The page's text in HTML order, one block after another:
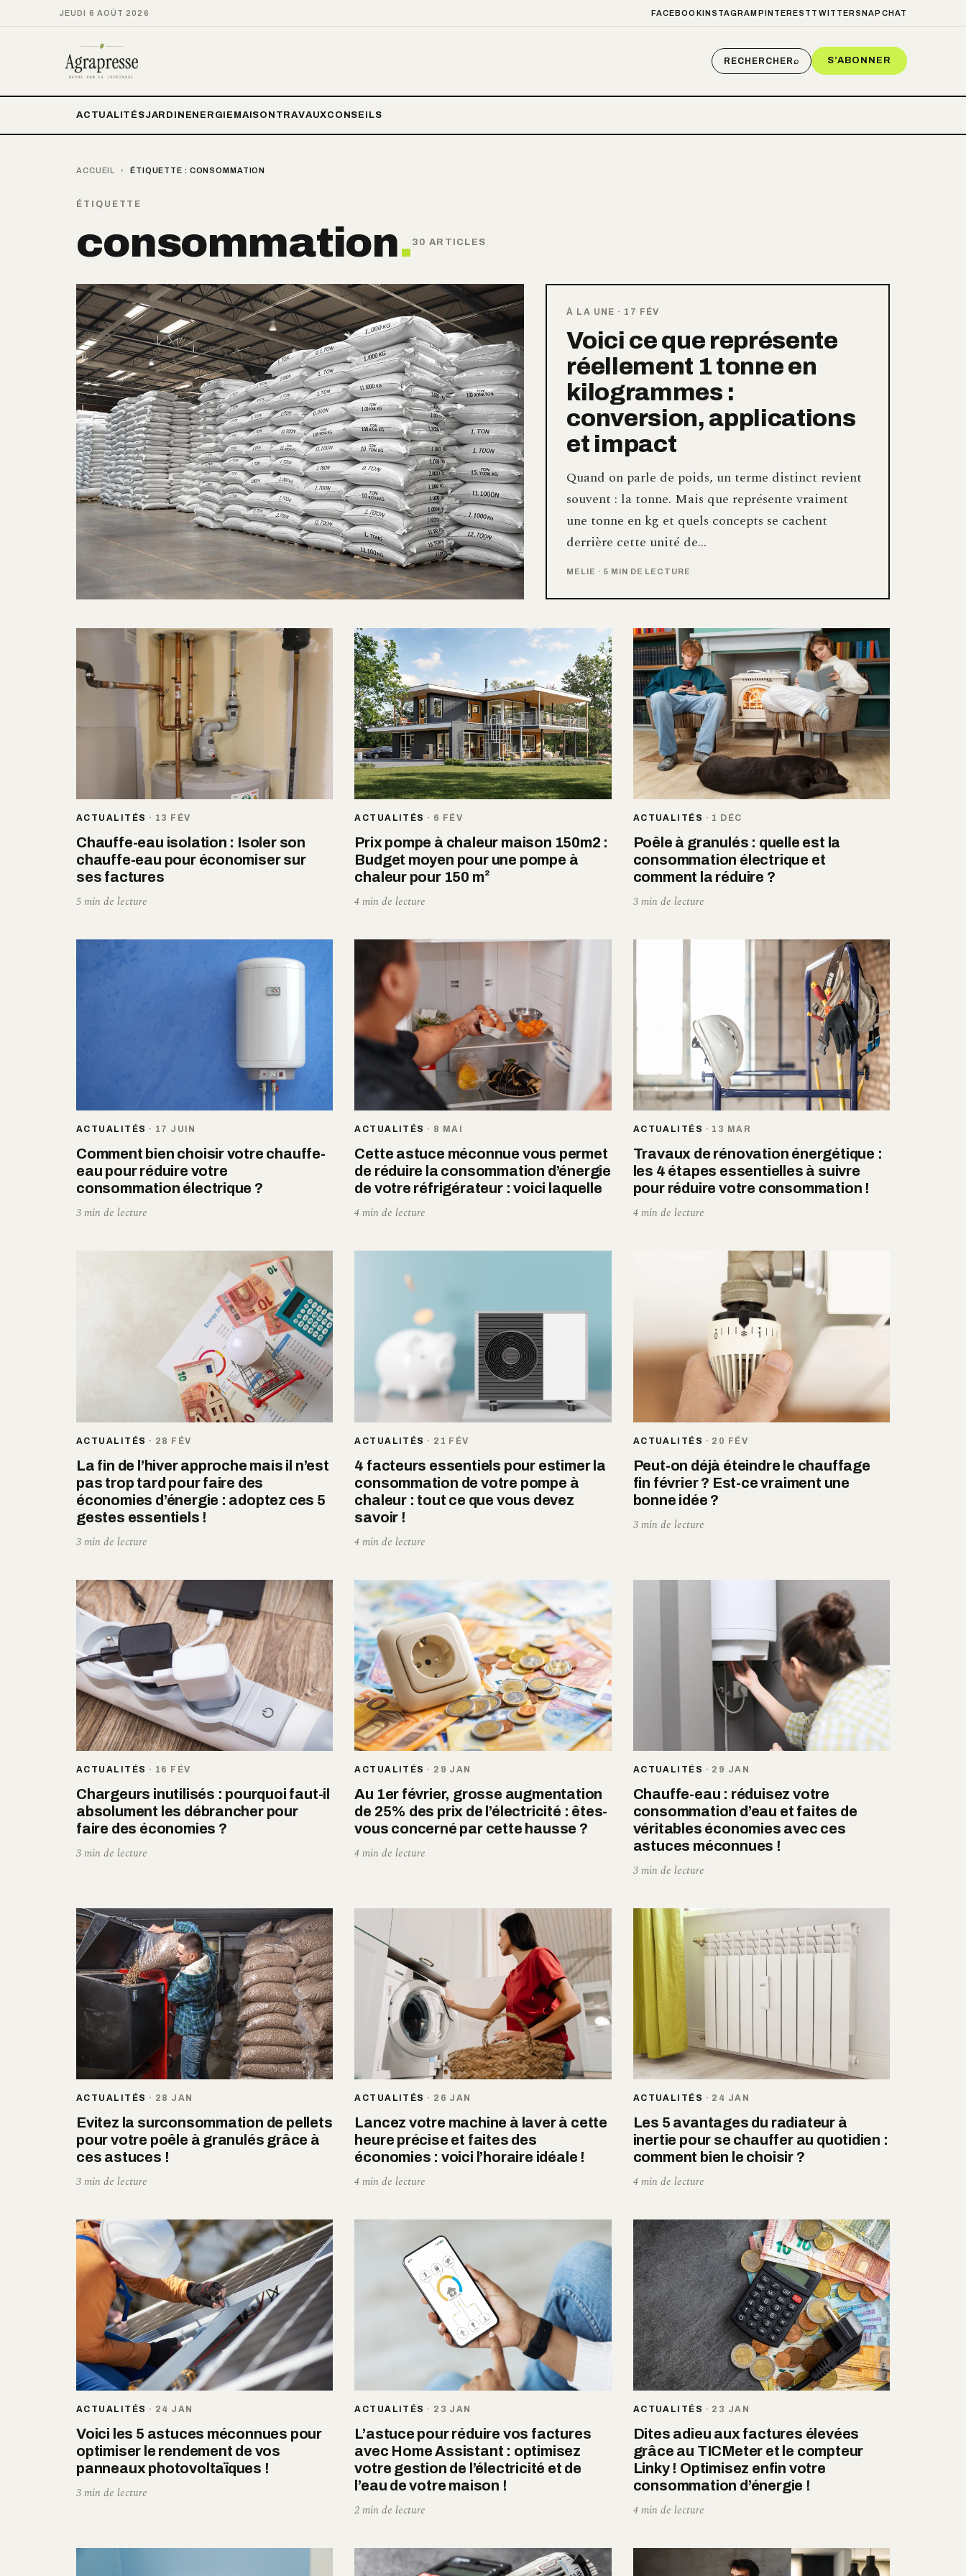
JEUDI 6 AOÛT 2026 FACEBOOKINSTAGRAM PINTEREST TWITTER SNAPCHAT
RECHERCHER⌕ S’ABONNER
ACTUALITÉSJARDIN ENERGIE MAISON TRAVAUXCONSEILS
ACCUEIL › ÉTIQUETTE : CONSOMMATION
ÉTIQUETTE
consommation. 30 ARTICLES
À LA UNE · 17 FÉV
Voici ce que représente
réellement 1 tonne en
kilogrammes :
conversion, applications
et impact
Quand on parle de poids, un terme distinct revient
souvent : la tonne. Mais que représente vraiment
une tonne en kg et quels concepts se cachent
derrière cette unité de…
MELIE · 5 MIN DE LECTURE
ACTUALITÉS · 13 FÉV
Chauffe-eau isolation : Isoler son
chauffe-eau pour économiser sur
ses factures
5 min de lecture
ACTUALITÉS · 6 FÉV
Prix pompe à chaleur maison 150m2 :
Budget moyen pour une pompe à
chaleur pour 150 m²
4 min de lecture
ACTUALITÉS · 1 DÉC
Poêle à granulés : quelle est la
consommation électrique et
comment la réduire ?
3 min de lecture
ACTUALITÉS · 17 JUIN
Comment bien choisir votre chauffe-
eau pour réduire votre
consommation électrique ?
3 min de lecture
ACTUALITÉS · 8 MAI
Cette astuce méconnue vous permet
de réduire la consommation d’énergie
de votre réfrigérateur : voici laquelle
4 min de lecture
ACTUALITÉS · 13 MAR
Travaux de rénovation énergétique :
les 4 étapes essentielles à suivre
pour réduire votre consommation !
4 min de lecture
ACTUALITÉS · 28 FÉV
La fin de l’hiver approche mais il n’est
pas trop tard pour faire des
économies d’énergie : adoptez ces 5
gestes essentiels !
3 min de lecture
ACTUALITÉS · 21 FÉV
4 facteurs essentiels pour estimer la
consommation de votre pompe à
chaleur : tout ce que vous devez
savoir !
4 min de lecture
ACTUALITÉS · 20 FÉV
Peut-on déjà éteindre le chauffage
fin février ? Est-ce vraiment une
bonne idée ?
3 min de lecture
ACTUALITÉS · 16 FÉV
Chargeurs inutilisés : pourquoi faut-il
absolument les débrancher pour
faire des économies ?
3 min de lecture
ACTUALITÉS · 29 JAN
Au 1er février, grosse augmentation
de 25% des prix de l’électricité : êtes-
vous concerné par cette hausse ?
4 min de lecture
ACTUALITÉS · 29 JAN
Chauffe-eau : réduisez votre
consommation d’eau et faites de
véritables économies avec ces
astuces méconnues !
3 min de lecture
ACTUALITÉS · 28 JAN
Evitez la surconsommation de pellets
pour votre poêle à granulés grâce à
ces astuces !
3 min de lecture
ACTUALITÉS · 26 JAN
Lancez votre machine à laver à cette
heure précise et faites des
économies : voici l’horaire idéale !
4 min de lecture
ACTUALITÉS · 24 JAN
Les 5 avantages du radiateur à
inertie pour se chauffer au quotidien :
comment bien le choisir ?
4 min de lecture
ACTUALITÉS · 24 JAN
Voici les 5 astuces méconnues pour
optimiser le rendement de vos
panneaux photovoltaïques !
3 min de lecture
ACTUALITÉS · 23 JAN
L’astuce pour réduire vos factures
avec Home Assistant : optimisez
votre gestion de l’électricité et de
l’eau de votre maison !
2 min de lecture
ACTUALITÉS · 23 JAN
Dites adieu aux factures élevées
grâce au TICMeter et le compteur
Linky ! Optimisez enfin votre
consommation d’énergie !
4 min de lecture